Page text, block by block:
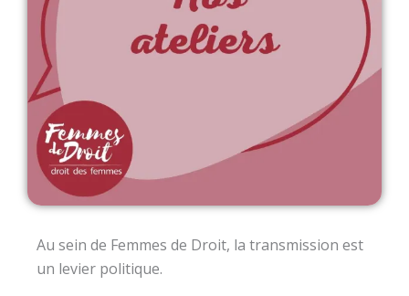
Au sein de Femmes de Droit, la transmission est
un levier politique.